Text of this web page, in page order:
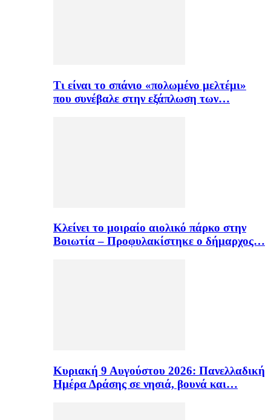
Τι είναι το σπάνιο «πολωμένο μελτέμι»
που συνέβαλε στην εξάπλωση των…
Κλείνει το μοιραίο αιολικό πάρκο στην
Βοιωτία – Προφυλακίστηκε ο δήμαρχος…
Κυριακή 9 Αυγούστου 2026: Πανελλαδική
Ημέρα Δράσης σε νησιά, βουνά και…